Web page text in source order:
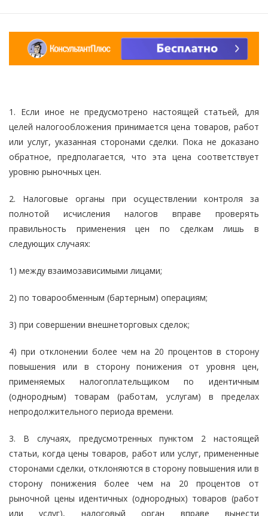
1. Если иное не предусмотрено настоящей статьей, для
целей налогообложения принимается цена товаров, работ
или услуг, указанная сторонами сделки. Пока не доказано
обратное, предполагается, что эта цена соответствует
уровню рыночных цен.
2. Налоговые органы при осуществлении контроля за
полнотой исчисления налогов вправе проверять
правильность применения цен по сделкам лишь в
следующих случаях:
1) между взаимозависимыми лицами;
2) по товарообменным (бартерным) операциям;
3) при совершении внешнеторговых сделок;
4) при отклонении более чем на 20 процентов в сторону
повышения или в сторону понижения от уровня цен,
применяемых налогоплательщиком по идентичным
(однородным) товарам (работам, услугам) в пределах
непродолжительного периода времени.
3. В случаях, предусмотренных пунктом 2 настоящей
статьи, когда цены товаров, работ или услуг, примененные
сторонами сделки, отклоняются в сторону повышения или в
сторону понижения более чем на 20 процентов от
рыночной цены идентичных (однородных) товаров (работ
или услуг), налоговый орган вправе вынести